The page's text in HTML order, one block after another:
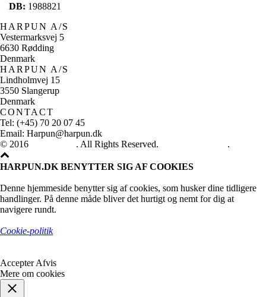
DB: 1988821
HARPUN A/S
Vestermarksvej 5
6630 Rødding
Denmark
HARPUN A/S
Lindholmvej 15
3550 Slangerup
Denmark
CONTACT
Tel: (+45) 70 20 07 45
Email: Harpun@harpun.dk
© 2016
. All Rights Reserved. .
HARPUN.DK BENYTTER SIG AF COOKIES
Denne hjemmeside benytter sig af cookies, som husker dine tidligere
handlinger. På denne måde bliver det hurtigt og nemt for dig at
navigere rundt.
Cookie-politik
Accepter Afvis
Mere om cookies